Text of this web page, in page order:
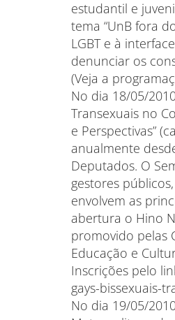
estudantil e
tema “UnB fora
LGBT e à
denunciar os
(Veja a
No dia 18/05/
Transexuais no
e Perspectivas”
anualmente
Deputados. O
gestores
envolvem as
abertura o Hino
promovido pelas
Educação e
Inscrições pelo
gays-bissexuais-
No dia 19/05/